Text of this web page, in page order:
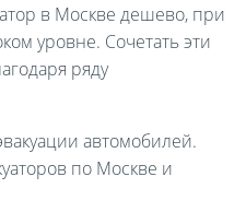
в Москве дешево, при
уровне. Сочетать эти
ряду
автомобилей.
по Москве и